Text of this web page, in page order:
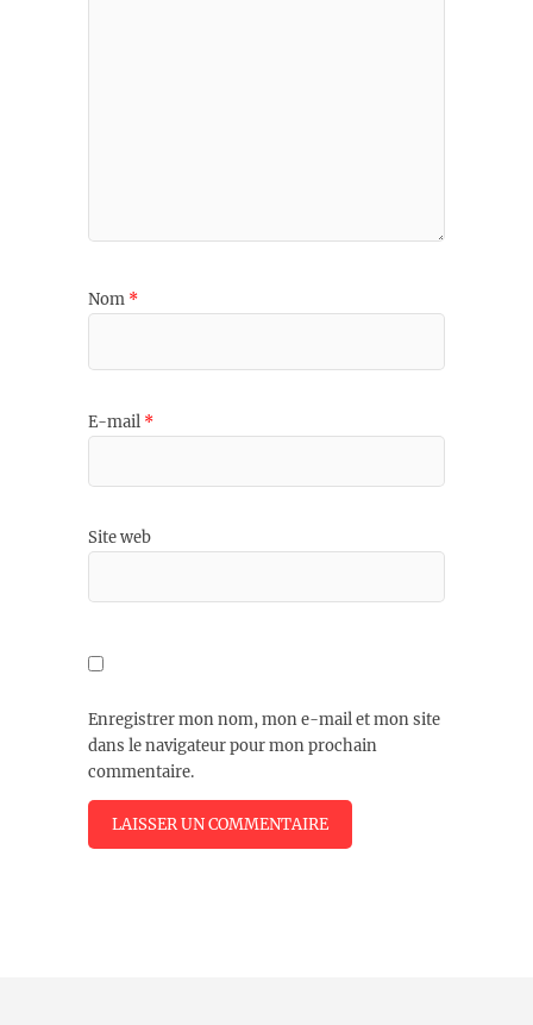
Nom *
E-mail *
Site web
Enregistrer mon nom, mon e-mail et mon site
dans le navigateur pour mon prochain
commentaire.